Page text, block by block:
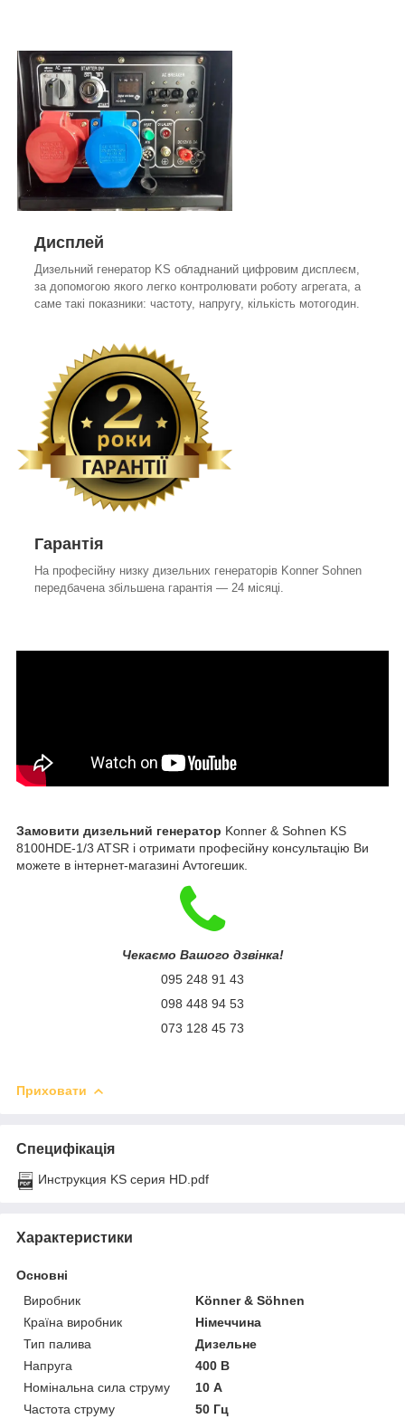
Дисплей
Дизельний генератор KS обладнаний цифровим дисплеєм,
за допомогою якого легко контролювати роботу агрегата, а
саме такі показники: частоту, напругу, кількість мотогодин.
Гарантія
На професійну низку дизельних генераторів Konner Sohnen
передбачена збільшена гарантія — 24 місяці.
Замовити дизельний генератор Konner & Sohnen KS
8100HDE-1/3 ATSR і отримати професійну консультацію Ви
можете в інтернет-магазині Avтогешик.
Чекаємо Вашого дзвінка!
095 248 91 43
098 448 94 53
073 128 45 73
Приховати
Специфікація
Инструкция KS серия HD.pdf
Характеристики
Основні
Виробник
Könner & Söhnen
Країна виробник
Німеччина
Тип палива
Дизельне
Напруга
400 В
Номінальна сила струму
10 А
Частота струму
50 Гц